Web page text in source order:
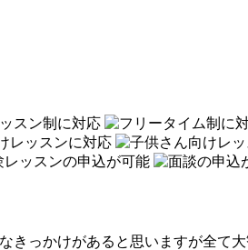
っかけがあると思いますが全て大